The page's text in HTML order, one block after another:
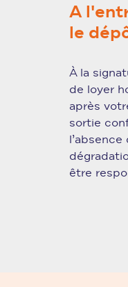
A
le
À la
de loyer
après
sortie
être